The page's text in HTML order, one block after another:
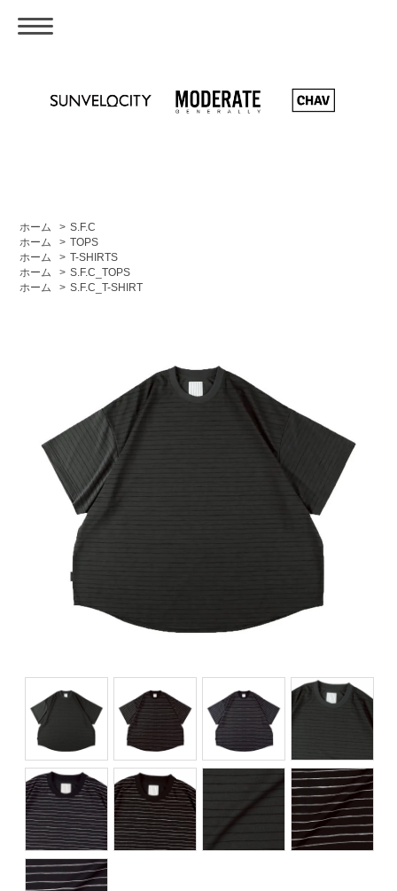
ホーム > S.F.C
ホーム
> TOPS
ホーム
> T-SHIRTS
ホーム
> S.F.C_TOPS
ホーム
> S.F.C_T-SHIRT